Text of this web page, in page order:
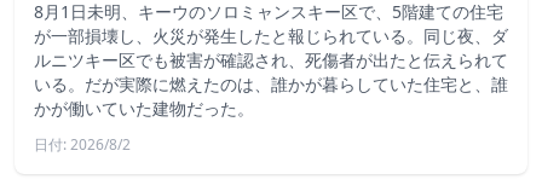
8月1日未明、キーウのソロミャンスキー区で、5階建ての住宅
が一部損壊し、火災が発生したと報じられている。同じ夜、ダ
ルニツキー区でも被害が確認され、死傷者が出たと伝えられて
いる。だが実際に燃えたのは、誰かが暮らしていた住宅と、誰
かが働いていた建物だった。
日付: 2026/8/2